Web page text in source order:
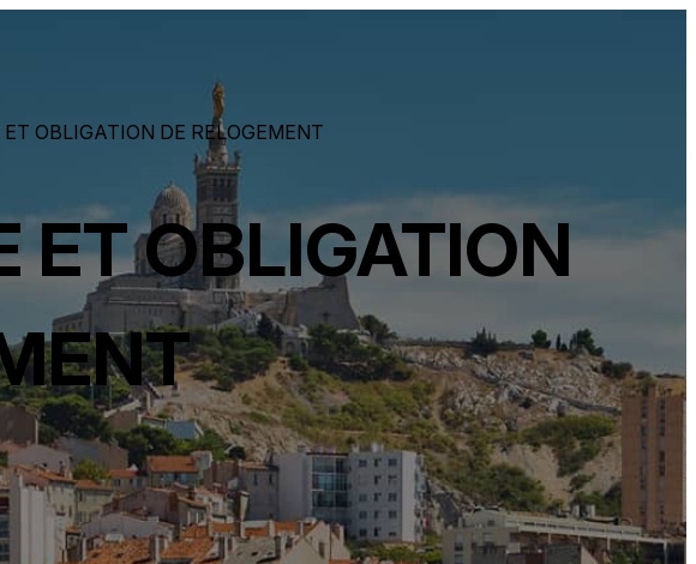
OBLIGATION DE RELOGEMENT
ET OBLIGATION